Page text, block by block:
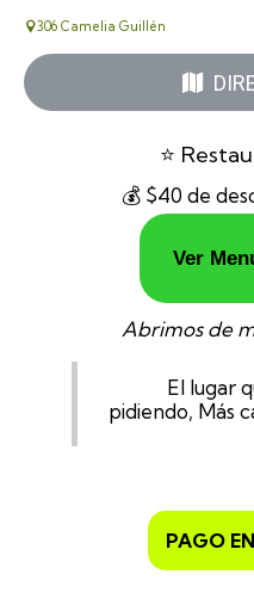
306 Camelia Guillén
⭐
💰 $40 de
Ver
Abrimos de
El lugar
pidiendo, Más
PAGO